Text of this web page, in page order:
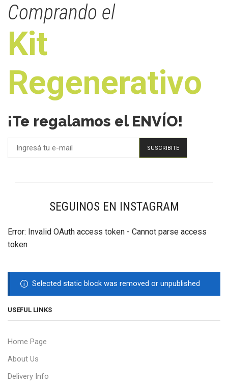
Comprando el
Kit
Regenerativo
¡Te regalamos el ENVÍO!
SEGUINOS EN INSTAGRAM
Error: Invalid OAuth access token - Cannot parse access
token
Selected static block was removed or unpublished
USEFUL LINKS
Home Page
About Us
Delivery Info